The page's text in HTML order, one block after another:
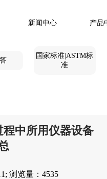
新闻中心 产品
国家标准|ASTM标
准
中所用仪器设备
浏览量：4535